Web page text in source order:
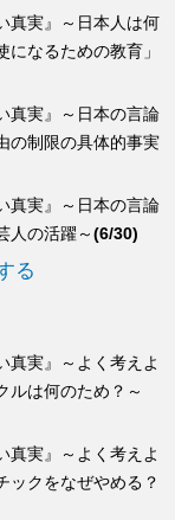
真実』～日本の言論
人の活躍～(6/30)
真実』～日本の言論
の制限の具体的事実
真実』～日本人は何
なるための教育」
る
真実』～よく考えよ
クをなぜやめる？
真実』～よく考えよ
は何のため？～